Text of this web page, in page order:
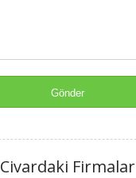
Civardaki Firmalar